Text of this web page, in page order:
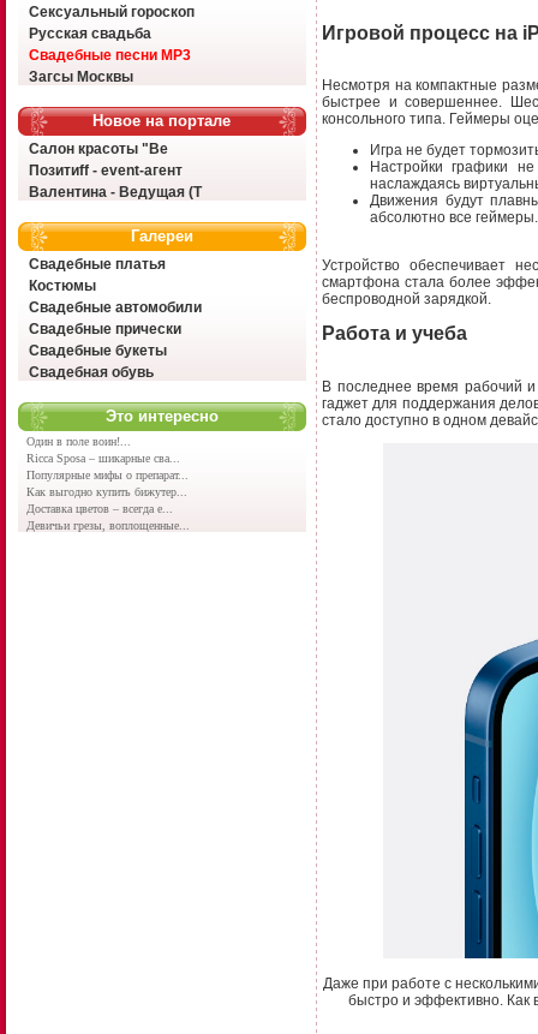
Сексуальный гороскоп
Русская свадьба
Свадебные песни MP3
Загсы Москвы
Новое на портале
Салон красоты "Ве
Позитиff - event-агент
Валентина - Ведущая (Т
Галереи
Свадебные платья
Костюмы
Свадебные автомобили
Свадебные прически
Свадебные букеты
Свадебная обувь
Это интересно
Один в поле воин!...
Ricca Sposa – шикарные сва...
Популярные мифы о препарат...
Как выгодно купить бижутер...
Доставка цветов – всегда е...
Девичьи грезы, воплощенные...
Игровой процесс на
Несмотря на компактные
быстрее и совершеннее.
консольного типа. Геймеры
Игра не будет
Настройки графики
наслаждаясь
Движения будут
абсолютно все
Устройство обеспечивает
смартфона стала более
беспроводной зарядкой.
Работа и учеба
В последнее время рабочий
гаджет для поддержания
стало доступно в одном
Даже при работе с
быстро и эффективно. Как